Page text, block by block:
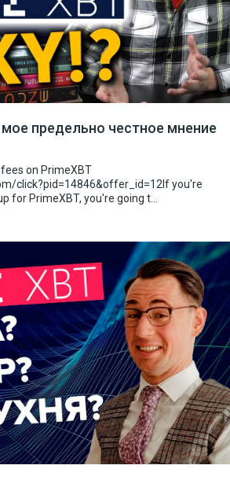
предельно честное мнение
on PrimeXBT
click?pid=14846&offer_id=12If you're
for PrimeXBT, you're going t...